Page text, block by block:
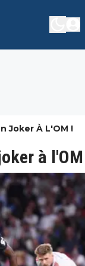
Joker À L'OM !
à